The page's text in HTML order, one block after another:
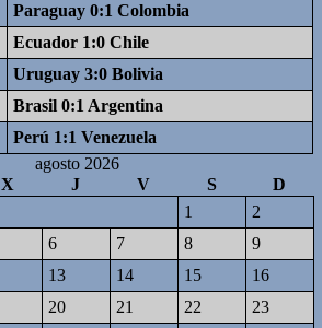
Paraguay 0:1 Colombia
Ecuador 1:0 Chile
Uruguay 3:0 Bolivia
Brasil 0:1 Argentina
Perú 1:1 Venezuela
agosto 2026
X J V S
D
1
2
6 7 8
9
13 14 15
16
20 21 22
23